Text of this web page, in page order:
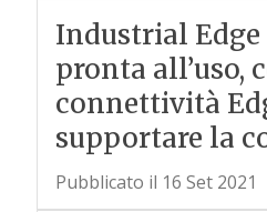
Industrial
pronta all’uso,
connettività
supportare la
Pubblicato il 16 Set 2021